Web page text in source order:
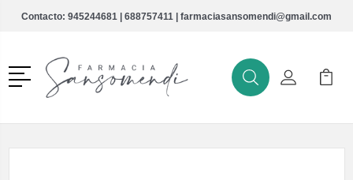
Contacto: 945244681 | 688757411 | farmaciasansomendi@gmail.com
Menú
BuscarMi Cuenta
Mi